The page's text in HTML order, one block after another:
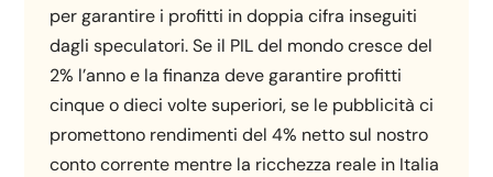
per garantire i profitti in doppia cifra inseguiti
dagli speculatori. Se il PIL del mondo cresce del
2% l’anno e la finanza deve garantire profitti
cinque o dieci volte superiori, se le pubblicità ci
promettono rendimenti del 4% netto sul nostro
conto corrente mentre la ricchezza reale in Italia